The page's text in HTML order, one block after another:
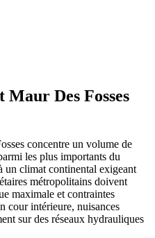
Maur Des Fosses
concentre un volume de
les plus importants du
un climat continental exigeant
métropolitains doivent
maximale et contraintes
cour intérieure, nuisances
sur des réseaux hydrauliques